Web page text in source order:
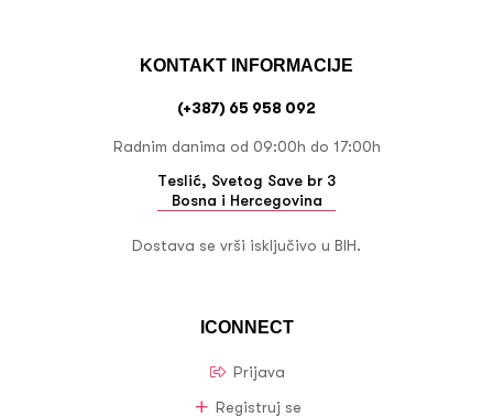
ICONNECT
Prijava
Registruj se
KONTAKT INFORMACIJE
(+387) 65 958 092
Radnim danima od 09:00h do 17:00h
Teslić, Svetog Save br 3
Bosna i Hercegovina
Dostava se vrši isključivo u BIH.